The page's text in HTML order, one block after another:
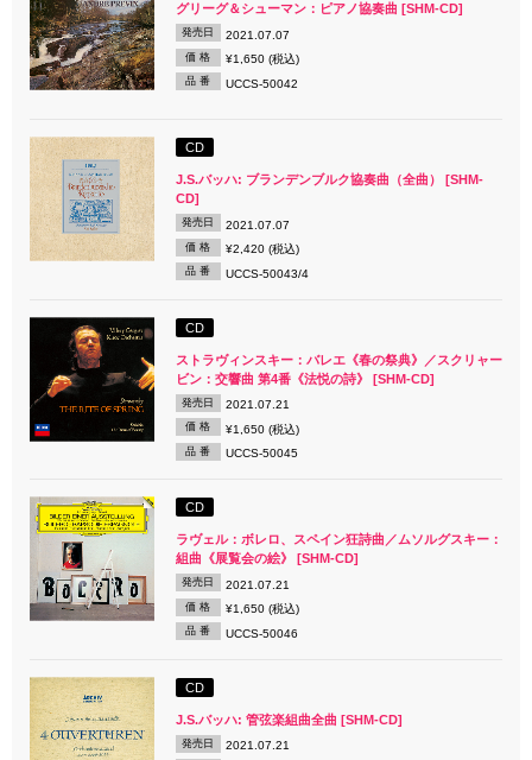
グリーグ＆シューマン：ピアノ協奏曲 [SHM-CD]
発売日 2021.07.07
価 格 ¥1,650 (税込)
品 番 UCCS-50042
CD
J.S.バッハ: ブランデンブルク協奏曲（全曲） [SHM-
CD]
発売日 2021.07.07
価 格 ¥2,420 (税込)
品 番 UCCS-50043/4
CD
ストラヴィンスキー：バレエ《春の祭典》／スクリャー
ビン：交響曲 第4番《法悦の詩》 [SHM-CD]
発売日 2021.07.21
価 格 ¥1,650 (税込)
品 番 UCCS-50045
CD
ラヴェル：ボレロ、スペイン狂詩曲／ムソルグスキー：
組曲《展覧会の絵》 [SHM-CD]
発売日 2021.07.21
価 格 ¥1,650 (税込)
品 番 UCCS-50046
CD
J.S.バッハ: 管弦楽組曲全曲 [SHM-CD]
発売日 2021.07.21